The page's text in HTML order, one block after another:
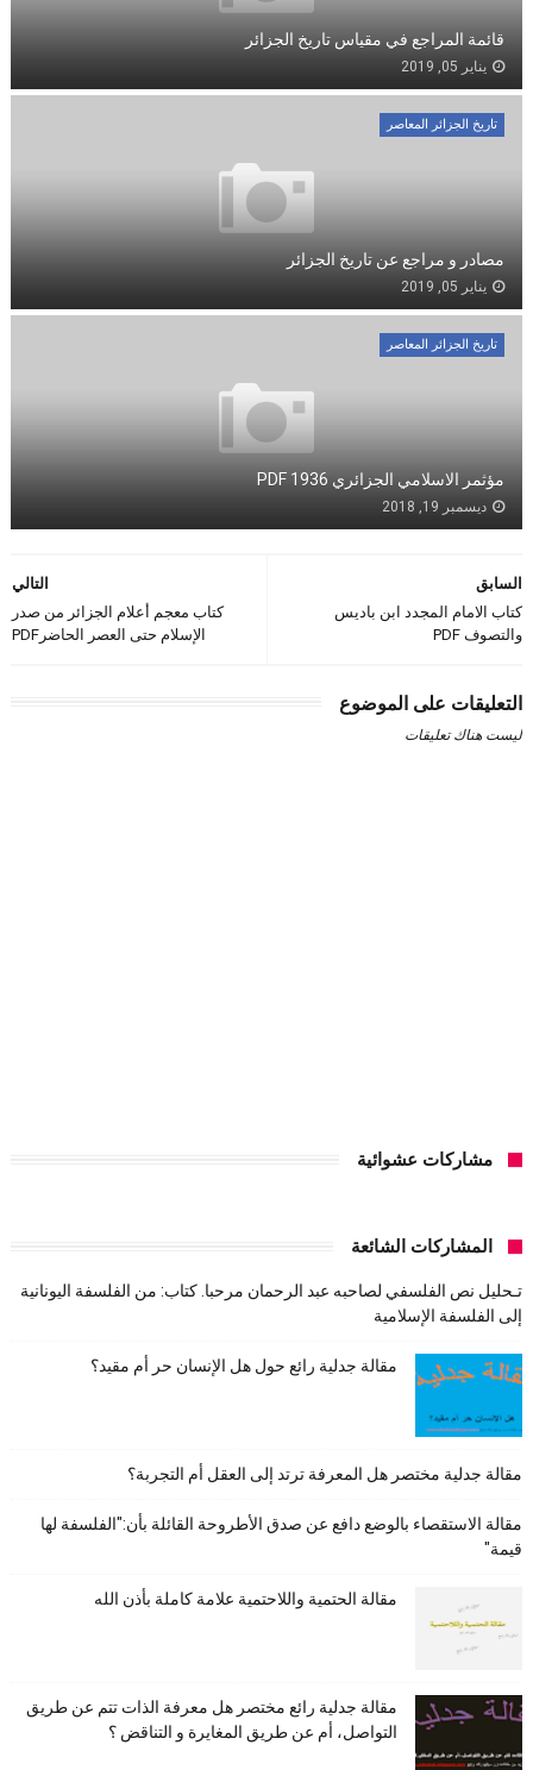
قائمة المراجع في مقياس تاريخ الجزائر
يناير 05, 2019
تاريخ الجزائر المعاصر
مصادر و مراجع عن تاريخ الجزائر
يناير 05, 2019
تاريخ الجزائر المعاصر
مؤثمر الاسلامي الجزائري 1936 PDF
ديسمبر 19, 2018
التالي
كتاب معجم أعلام الجزائر من صدر
الإسلام حتى العصر الحاضرPDF
السابق
كتاب الامام المجدد ابن باديس
والتصوف PDF
التعليقات على الموضوع
ليست هناك تعليقات
مشاركات عشوائية
المشاركات الشائعة
تـحليل نص الفلسفي لصاحبه عبد الرحمان مرحبا. كتاب: من الفلسفة اليونانية
إلى الفلسفة الإسلامية
مقالة جدلية رائع حول هل الإنسان حر أم مقيد؟
مقالة جدلية مختصر هل المعرفة ترتد إلى العقل أم التجربة؟
مقالة الاستقصاء بالوضع دافع عن صدق الأطروحة القائلة بأن:"الفلسفة لها
قيمة"
مقالة الحتمية واللاحتمية علامة كاملة بأذن الله
مقالة جدلية رائع مختصر هل معرفة الذات تتم عن طريق
التواصل، أم عن طريق المغايرة و التناقض ؟